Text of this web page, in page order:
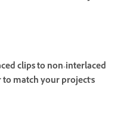
clips to non-interlaced
match your project's